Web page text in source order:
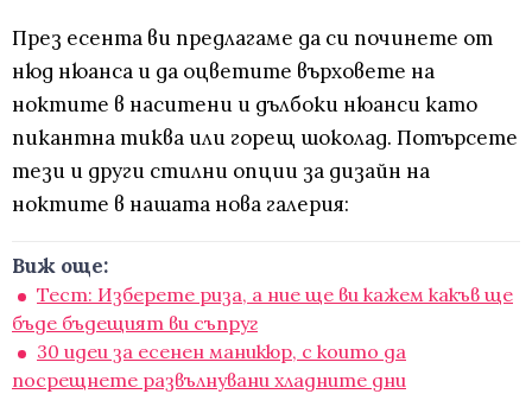
През есента ви предлагаме да си починете от
нюд нюанса и да оцветите върховете на
ноктите в наситени и дълбоки нюанси като
пикантна тиква или горещ шоколад. Потърсете
тези и други стилни опции за дизайн на
ноктите в нашата нова галерия:
Виж още:
Тест: Изберете риза, а ние ще ви кажем какъв ще
бъде бъдещият ви съпруг
30 идеи за есенен маникюр, с които да
посрещнете развълнувани хладните дни